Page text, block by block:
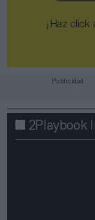
¡Haz
Publicidad
2Playbook